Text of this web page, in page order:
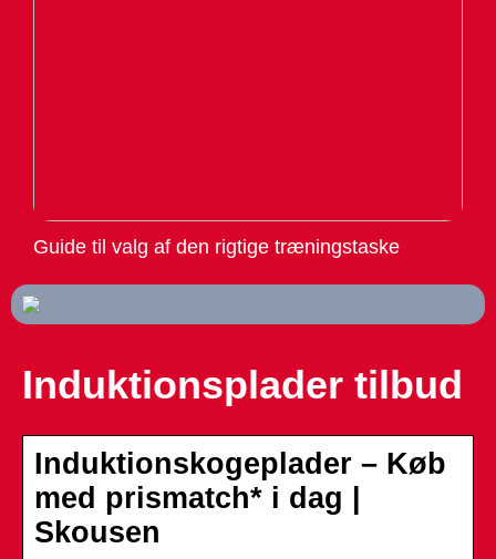
Guide til valg af den rigtige træningstaske
Induktionsplader tilbud
Induktionskogeplader – Køb
med prismatch* i dag |
Skousen